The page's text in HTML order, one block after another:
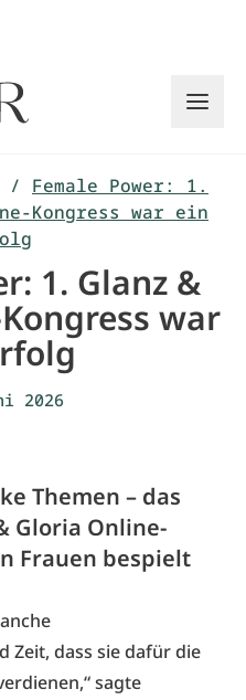
/ Female Power: 1.
Kongress war ein
1. Glanz &
war
2026
Themen – das
Gloria Online-
Frauen bespielt
Zeit, dass sie dafür die
sagte